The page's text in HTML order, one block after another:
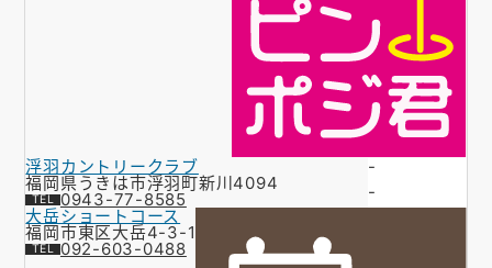
浮羽カントリークラブ
福岡県うきは市浮羽町新川4094
0943-77-8585
-
-
大岳ショートコース
福岡市東区大岳4-3-1
092-603-0488